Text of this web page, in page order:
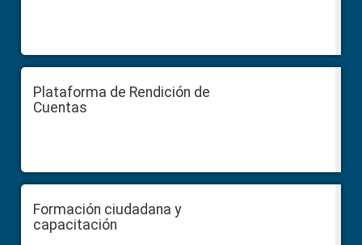
Plataforma de Rendición de
Cuentas
Formación ciudadana y
capacitación